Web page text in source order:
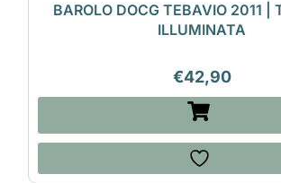
BAROLO DOCG TEBAVIO 2011 |
ILLUMINATA
€42,90